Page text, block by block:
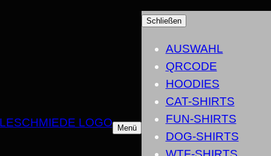
Menü
Schließen
AUSWAHL
QRCODE
HOODIES
CAT-SHIRTS
FUN-SHIRTS
DOG-SHIRTS